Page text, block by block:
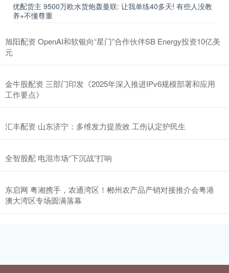
优配货主 9500万欧水货炮轰曼联: 让我单练40多天! 有些人没教
养+不懂尊重
旭阳配资 OpenAI和软银向“星门”合作伙伴SB Energy投资10亿美
元
金牛股配资 三部门印发《2025年深入推进IPv6规模部署和应用
工作要点》
汇丰配资 山东济宁：多维发力提质效 工伤认定护民生
全智股配 电混市场“下沉战”打响
东启网 粤湘携手，农通湾区！郴州农产品产销对接推介会粤港
澳大湾区专场圆满落幕